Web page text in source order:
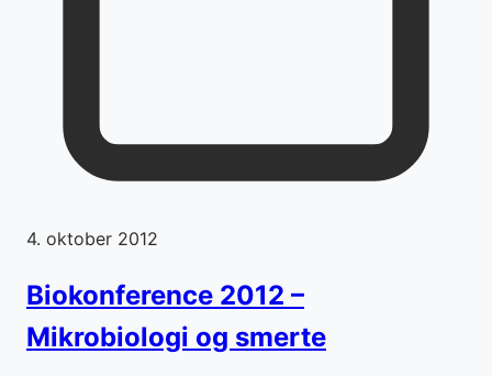
4. oktober 2012
Biokonference 2012 –
Mikrobiologi og smerte